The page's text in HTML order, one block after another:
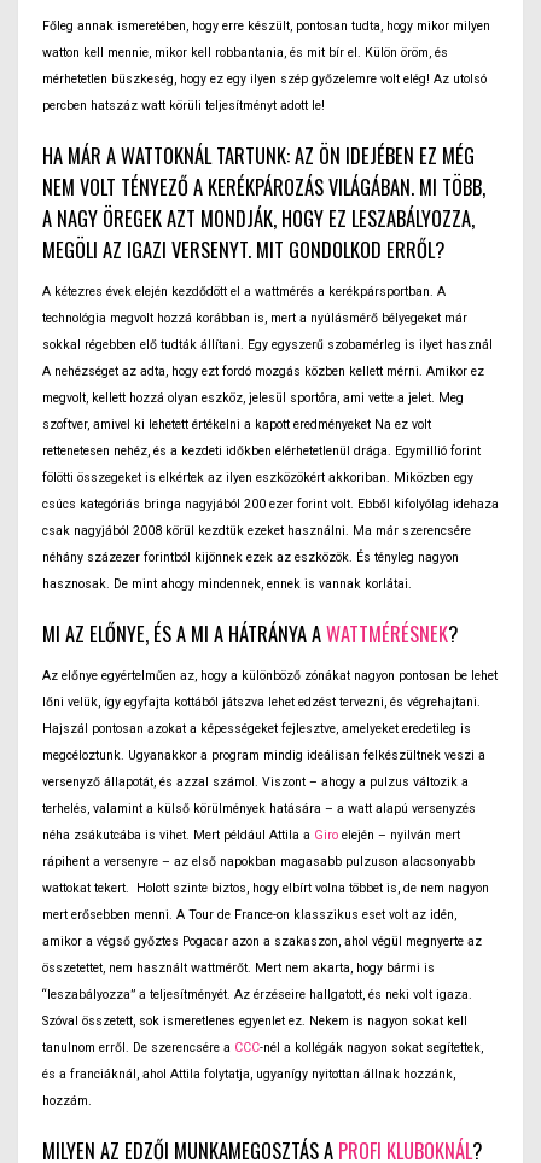
Főleg annak ismeretében, hogy erre készült, pontosan tudta, hogy mikor milyen
watton kell mennie, mikor kell robbantania, és mit bír el. Külön öröm, és
mérhetetlen büszkeség, hogy ez egy ilyen szép győzelemre volt elég! Az utolsó
percben hatszáz watt körüli teljesítményt adott le!
HA MÁR A WATTOKNÁL TARTUNK: AZ ÖN IDEJÉBEN EZ MÉG
NEM VOLT TÉNYEZŐ A KERÉKPÁROZÁS VILÁGÁBAN. MI TÖBB,
A NAGY ÖREGEK AZT MONDJÁK, HOGY EZ LESZABÁLYOZZA,
MEGÖLI AZ IGAZI VERSENYT. MIT GONDOLKOD ERRŐL?
A kétezres évek elején kezdődött el a wattmérés a kerékpársportban. A
technológia megvolt hozzá korábban is, mert a nyúlásmérő bélyegeket már
sokkal régebben elő tudták állítani. Egy egyszerű szobamérleg is ilyet használ
A nehézséget az adta, hogy ezt fordó mozgás közben kellett mérni. Amikor ez
megvolt, kellett hozzá olyan eszköz, jelesül sportóra, ami vette a jelet. Meg
szoftver, amivel ki lehetett értékelni a kapott eredményeket Na ez volt
rettenetesen nehéz, és a kezdeti időkben elérhetetlenül drága. Egymillió forint
fölötti összegeket is elkértek az ilyen eszközökért akkoriban. Miközben egy
csúcs kategóriás bringa nagyjából 200 ezer forint volt. Ebből kifolyólag idehaza
csak nagyjából 2008 körül kezdtük ezeket használni. Ma már szerencsére
néhány százezer forintból kijönnek ezek az eszközök. És tényleg nagyon
hasznosak. De mint ahogy mindennek, ennek is vannak korlátai.
MI AZ ELŐNYE, ÉS A MI A HÁTRÁNYA AWATTMÉRÉSNEK?
Az előnye egyértelműen az, hogy a különböző zónákat nagyon pontosan be lehet
lőni velük, így egyfajta kottából játszva lehet edzést tervezni, és végrehajtani.
Hajszál pontosan azokat a képességeket fejlesztve, amelyeket eredetileg is
megcéloztunk. Ugyanakkor a program mindig ideálisan felkészültnek veszi a
versenyző állapotát, és azzal számol. Viszont – ahogy a pulzus változik a
terhelés, valamint a külső körülmények hatására – a watt alapú versenyzés
néha zsákutcába is vihet. Mert például Attila a Giro elején – nyilván mert
rápihent a versenyre – az első napokban magasabb pulzuson alacsonyabb
wattokat tekert. Holott szinte biztos, hogy elbírt volna többet is, de nem nagyon
mert erősebben menni. A Tour de France-on klasszikus eset volt az idén,
amikor a végső győztes Pogacar azon a szakaszon, ahol végül megnyerte az
összetettet, nem használt wattmérőt. Mert nem akarta, hogy bármi is
“leszabályozza” a teljesítményét. Az érzéseire hallgatott, és neki volt igaza.
Szóval összetett, sok ismeretlenes egyenlet ez. Nekem is nagyon sokat kell
tanulnom erről. De szerencsére a CCC-nél a kollégák nagyon sokat segítettek,
és a franciáknál, ahol Attila folytatja, ugyanígy nyitottan állnak hozzánk,
hozzám.
MILYEN AZ EDZŐI MUNKAMEGOSZTÁS A PROFI KLUBOKNÁL?